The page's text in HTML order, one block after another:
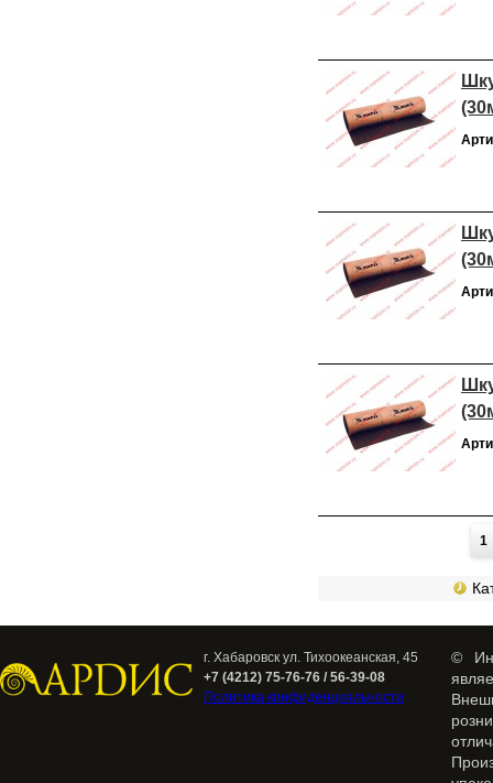
1
г. Хабаровск ул. Тихоокеанская, 45
+7 (4212) 75-76-76 / 56-39-08
Политика конфиденциальности
©